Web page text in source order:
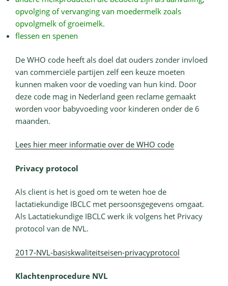
opvolging of vervanging van moedermelk zoals
opvolgmelk of groeimelk.
flessen en spenen
De WHO code heeft als doel dat ouders zonder invloed
van commerciële partijen zelf een keuze moeten
kunnen maken voor de voeding van hun kind. Door
deze code mag in Nederland geen reclame gemaakt
worden voor babyvoeding voor kinderen onder de 6
maanden.
Lees hier meer informatie over de WHO code
Privacy protocol
Als client is het is goed om te weten hoe de
lactatiekundige IBCLC met persoonsgegevens omgaat.
Als Lactatiekundige IBCLC werk ik volgens het Privacy
protocol van de NVL.
2017-NVL-basiskwaliteitseisen-privacyprotocol
Klachtenprocedure NVL